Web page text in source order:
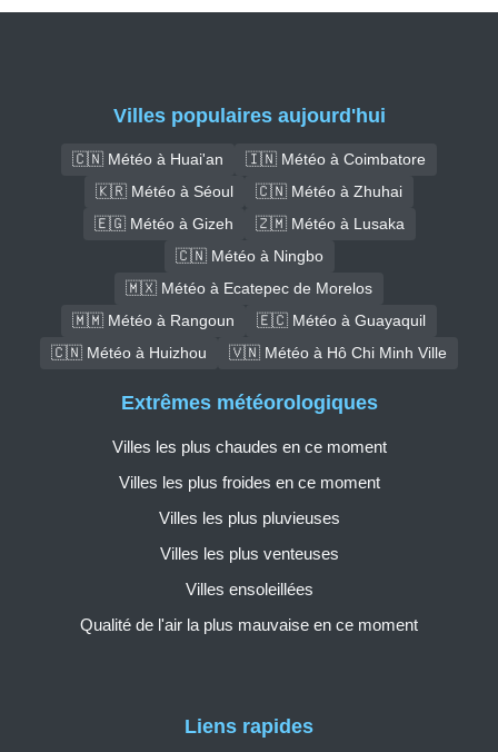
Villes populaires aujourd'hui
🇨🇳 Météo à Huai'an
🇮🇳 Météo à Coimbatore
🇰🇷 Météo à Séoul
🇨🇳 Météo à Zhuhai
🇪🇬 Météo à Gizeh
🇿🇲 Météo à Lusaka
🇨🇳 Météo à Ningbo
🇲🇽 Météo à Ecatepec de Morelos
🇲🇲 Météo à Rangoun
🇪🇨 Météo à Guayaquil
🇨🇳 Météo à Huizhou
🇻🇳 Météo à Hô Chi Minh Ville
Liens rapides
Extrêmes météorologiques
Villes les plus chaudes en ce moment
Villes les plus froides en ce moment
Villes les plus pluvieuses
Villes les plus venteuses
Villes ensoleillées
Qualité de l'air la plus mauvaise en ce moment